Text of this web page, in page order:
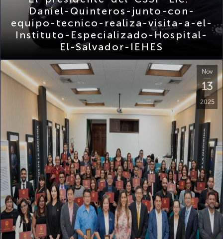
equipo-tecnico-realiza-visita-a-el-
Instituto-Especializado-Hospital-
El-Salvador-IEHES
13
2025